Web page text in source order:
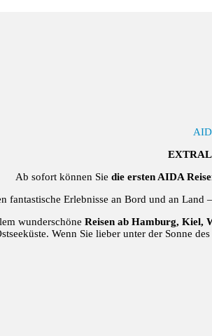
Ab sofort können Sie die ersten AIDA
fantastische Erlebnisse an Bord und an
wunderschöne Reisen ab Hamburg, Kiel,
Wenn Sie lieber unter der Sonne